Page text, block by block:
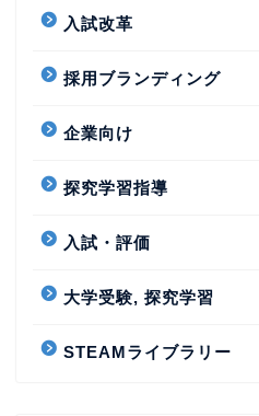
入試改革
採用ブランディング
企業向け
探究学習指導
入試・評価
大学受験, 探究学習
STEAMライブラリー